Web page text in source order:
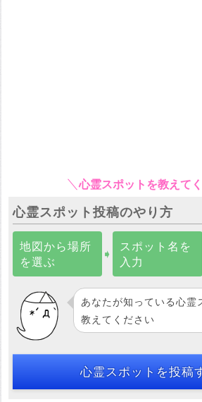
心霊スポットを教えて
心霊スポット投稿のやり方
地図から場所
を選ぶ
➧
スポット名を
入力
あなたが知っている心霊
教えてください
心霊スポットを投稿